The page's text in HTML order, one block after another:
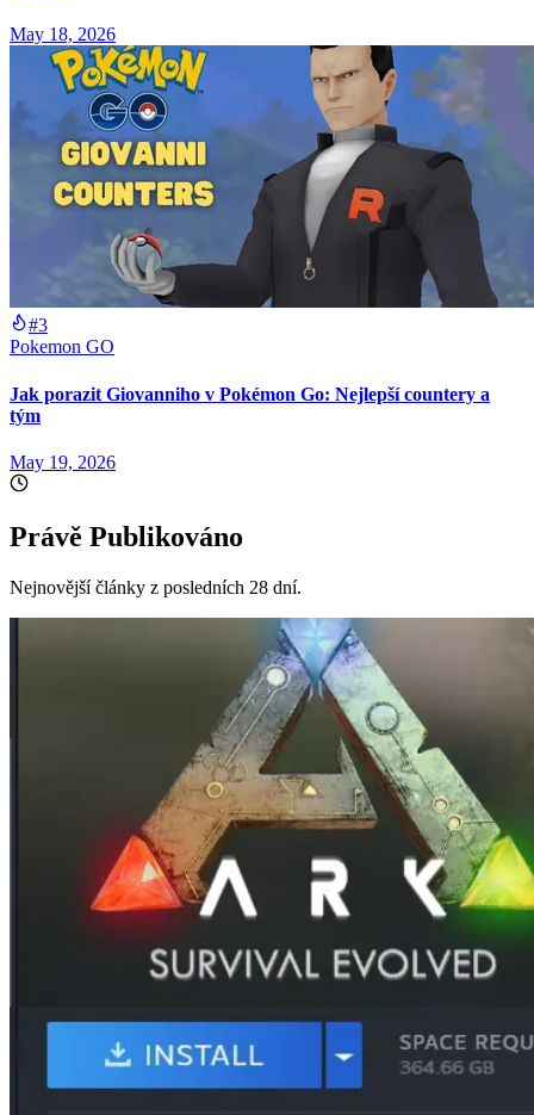
May 18, 2026
#3
Pokemon GO
Jak porazit Giovanniho v Pokémon Go: Nejlepší countery a
tým
May 19, 2026
Právě Publikováno
Nejnovější články z posledních 28 dní.